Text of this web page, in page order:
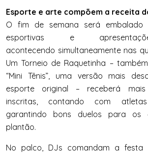
Esporte e arte compõem a receita
O fim de semana será embalado
esportivas e
acontecendo simultaneamente nas
Um Torneio de Raquetinha –
“Mini Tênis”, uma versão mais
esporte original – receberá
inscritas, contando com
garantindo bons duelos para os
plantão.
No palco, DJs comandam a